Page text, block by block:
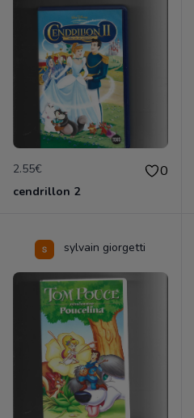
2.55€ 0
cendrillon 2
sylvain giorgetti